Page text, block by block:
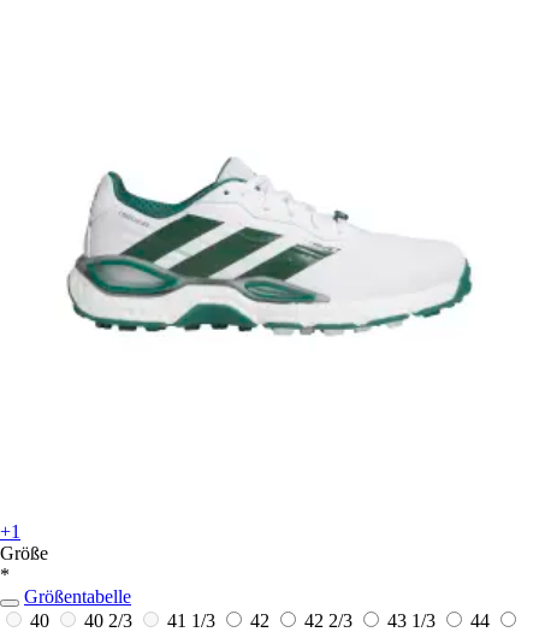
+1
Größe
*
Größentabelle
40
40 2/3 41 1/3 42 42 2/3 43 1/3
44